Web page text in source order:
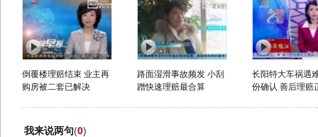
倒覆楼理赔结束 业主再
购房被二套已解决
路面湿滑事故频发 小刮
蹭快速理赔最合算
长阳特大车祸遇
份确认 善后理赔
我来说两句(0)